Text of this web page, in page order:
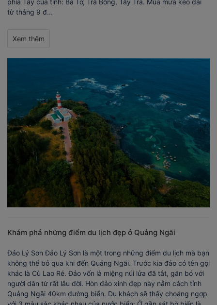
từ tháng 9 đ...
Xem thêm
Khám phá những điểm du lịch đẹp ở Quảng Ngãi
Đảo Lý Sơn Đảo Lý Sơn là một trong những điểm du lịch mà bạn
không thể bỏ qua khi đến Quảng Ngãi. Trước kia đảo có tên gọi
khác là Cù Lao Ré. Đảo vốn là miệng núi lửa đã tắt, gắn bó với
người dân từ rất lâu đời. Hòn đảo xinh đẹp này nằm cách tỉnh
Quảng Ngãi 40km đường biển. Du khách sẽ thấy choáng ngợp